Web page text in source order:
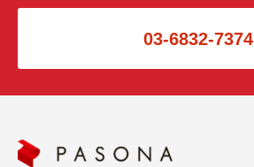
03-6832-7374